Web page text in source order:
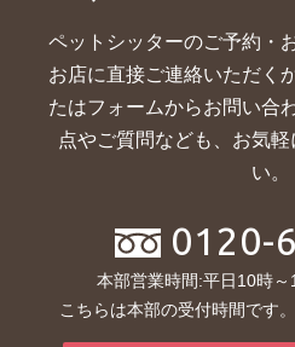
ペットシッターのご予約・
お店に直接ご連絡いただくか
たはフォームからお問い合
点やご質問なども、お気
い。
0120-
本部営業時間:平日10時～
こちらは本部の受付時間です